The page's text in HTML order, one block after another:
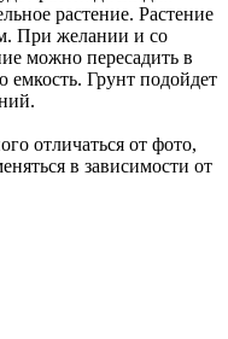
растение. Растение
При желании и со
можно пересадить в
Грунт подойдет
отличаться от фото,
в зависимости от